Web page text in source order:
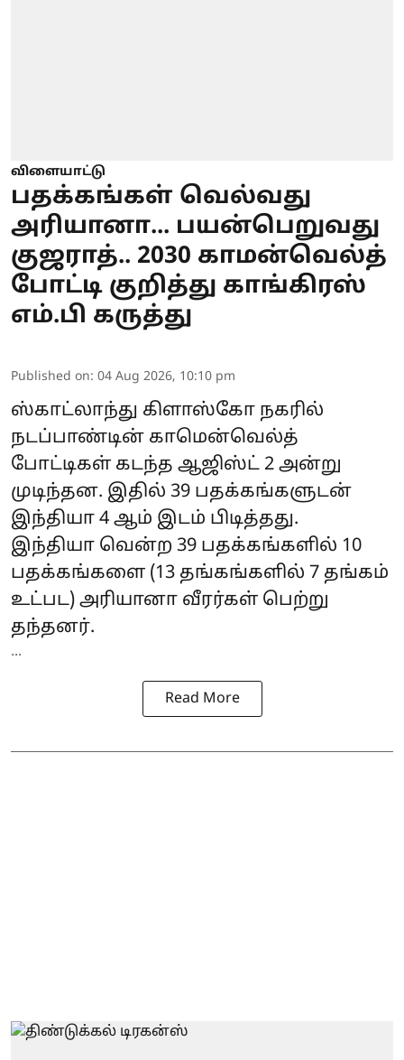
விளையாட்டு
பதக்கங்கள் வெல்வது
அரியானா... பயன்பெறுவது
குஜராத்.. 2030 காமன்வெல்த்
போட்டி குறித்து காங்கிரஸ்
எம்.பி கருத்து
Published on: 04 Aug 2026, 10:10 pm
ஸ்காட்லாந்து கிளாஸ்கோ நகரில்
நடப்பாண்டின் காமென்வெல்த்
போட்டிகள் கடந்த ஆஜிஸ்ட் 2 அன்று
முடிந்தன. இதில் 39 பதக்கங்களுடன்
இந்தியா 4 ஆம் இடம் பிடித்தது.
இந்தியா வென்ற 39 பதக்கங்களில் 10
பதக்கங்களை (13 தங்கங்களில் 7 தங்கம்
உட்பட) அரியானா வீரர்கள் பெற்று
தந்தனர்.
...
Read More